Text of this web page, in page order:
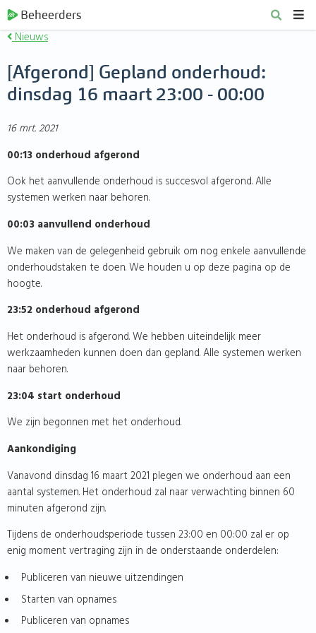
Beheerders
Nieuws
[Afgerond] Gepland onderhoud:
dinsdag 16 maart 23:00 - 00:00
16 mrt. 2021
00:13 onderhoud afgerond
Ook het aanvullende onderhoud is succesvol afgerond. Alle
systemen werken naar behoren.
00:03 aanvullend onderhoud
We maken van de gelegenheid gebruik om nog enkele aanvullende
onderhoudstaken te doen. We houden u op deze pagina op de
hoogte.
23:52 onderhoud afgerond
Het onderhoud is afgerond. We hebben uiteindelijk meer
werkzaamheden kunnen doen dan gepland. Alle systemen werken
naar behoren.
23:04 start onderhoud
We zijn begonnen met het onderhoud.
Aankondiging
Vanavond dinsdag 16 maart 2021 plegen we onderhoud aan een
aantal systemen. Het onderhoud zal naar verwachting binnen 60
minuten afgerond zijn.
Tijdens de onderhoudsperiode tussen 23:00 en 00:00 zal er op
enig moment vertraging zijn in de onderstaande onderdelen:
Publiceren van nieuwe uitzendingen
Starten van opnames
Publiceren van opnames